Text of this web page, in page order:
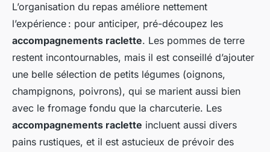
L’organisation du repas améliore nettement
l’expérience : pour anticiper, pré-découpez les
accompagnements raclette. Les pommes de terre
restent incontournables, mais il est conseillé d’ajouter
une belle sélection de petits légumes (oignons,
champignons, poivrons), qui se marient aussi bien
avec le fromage fondu que la charcuterie. Les
accompagnements raclette incluent aussi divers
pains rustiques, et il est astucieux de prévoir des